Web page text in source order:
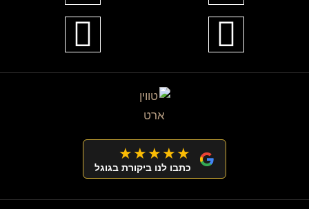
★★★★★
כתבו לנו ביקורת בגוגל